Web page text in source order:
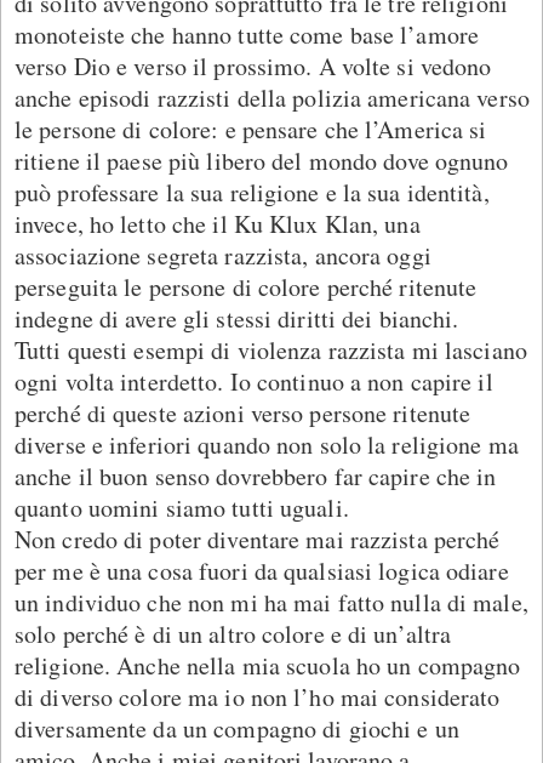
monoteiste che hanno tutte come base l’amore
verso Dio e verso il prossimo. A volte si vedono
anche episodi razzisti della polizia americana verso
le persone di colore: e pensare che l’America si
ritiene il paese più libero del mondo dove ognuno
può professare la sua religione e la sua identità,
invece, ho letto che il Ku Klux Klan, una
associazione segreta razzista, ancora oggi
perseguita le persone di colore perché ritenute
indegne di avere gli stessi diritti dei bianchi.
Tutti questi esempi di violenza razzista mi lasciano
ogni volta interdetto. Io continuo a non capire il
perché di queste azioni verso persone ritenute
diverse e inferiori quando non solo la religione ma
anche il buon senso dovrebbero far capire che in
quanto uomini siamo tutti uguali.
Non credo di poter diventare mai razzista perché
per me è una cosa fuori da qualsiasi logica odiare
un individuo che non mi ha mai fatto nulla di male,
solo perché è di un altro colore e di un’altra
religione. Anche nella mia scuola ho un compagno
di diverso colore ma io non l’ho mai considerato
diversamente da un compagno di giochi e un